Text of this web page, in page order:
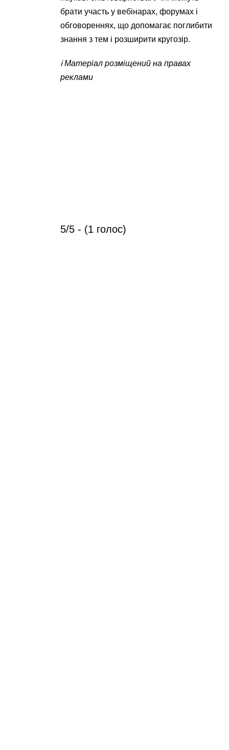
брати участь у вебінарах, форумах і
обговореннях, що допомагає поглибити
знання з тем і розширити кругозір.
ℹ️ Матеріал розміщений на правах
реклами
5/5 - (1 голос)